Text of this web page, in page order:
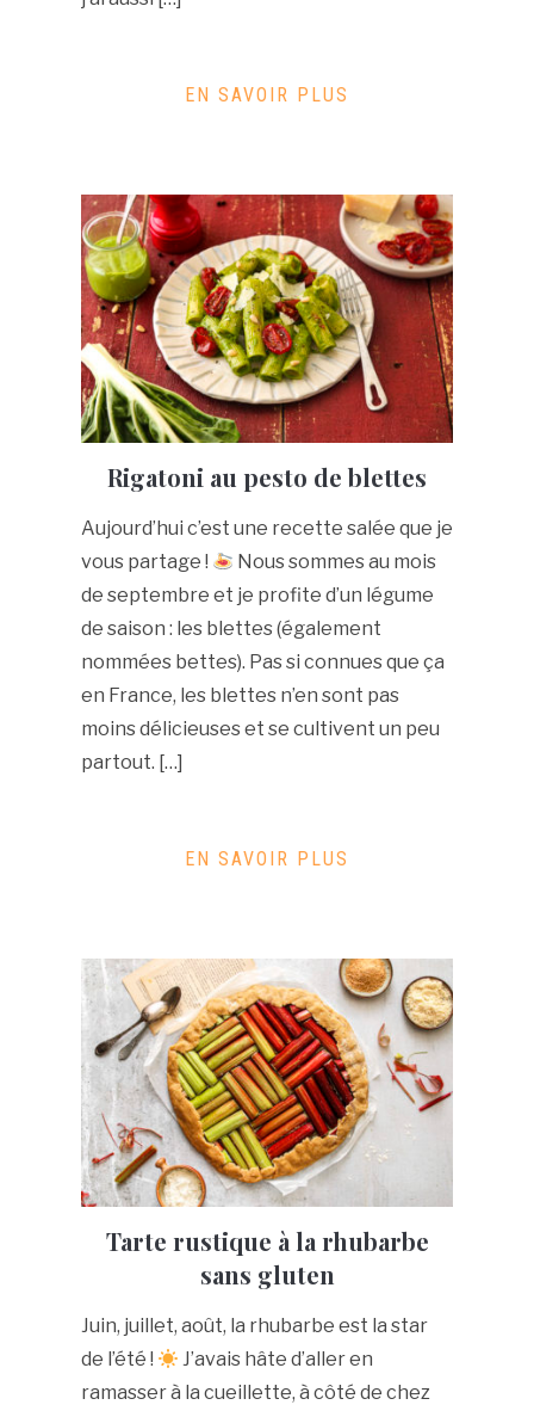
EN SAVOIR PLUS
Rigatoni au pesto de blettes
Aujourd’hui c’est une recette salée que je
vous partage !
Nous sommes au mois
de septembre et je profite d’un légume
de saison : les blettes (également
nommées bettes). Pas si connues que ça
en France, les blettes n’en sont pas
moins délicieuses et se cultivent un peu
partout. […]
EN SAVOIR PLUS
Tarte rustique à la rhubarbe
sans gluten
Juin, juillet, août, la rhubarbe est la star
de l’été !
J’avais hâte d’aller en
ramasser à la cueillette, à côté de chez